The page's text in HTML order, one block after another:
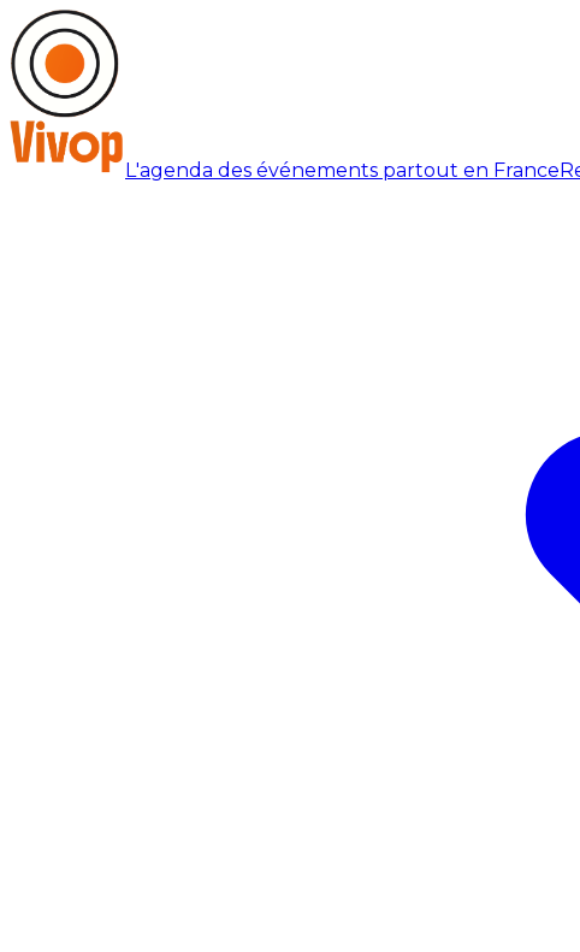
L'agenda des événements partout en France